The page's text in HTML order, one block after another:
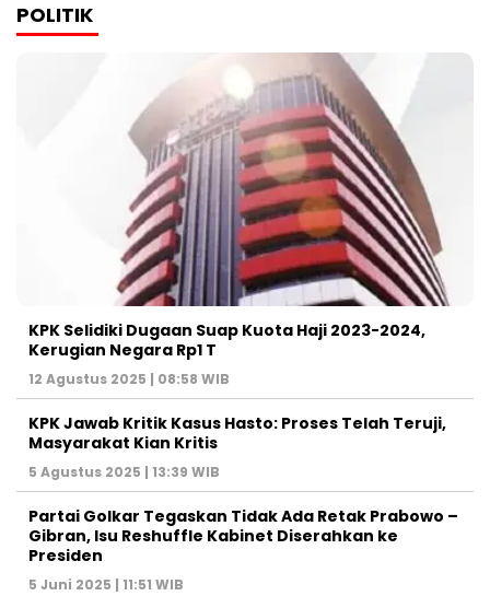
POLITIK
KPK Selidiki Dugaan Suap Kuota Haji 2023-2024,
Kerugian Negara Rp1 T
12 Agustus 2025 | 08:58 WIB
KPK Jawab Kritik Kasus Hasto: Proses Telah Teruji,
Masyarakat Kian Kritis
5 Agustus 2025 | 13:39 WIB
Partai Golkar Tegaskan Tidak Ada Retak Prabowo –
Gibran, Isu Reshuffle Kabinet Diserahkan ke
Presiden
5 Juni 2025 | 11:51 WIB